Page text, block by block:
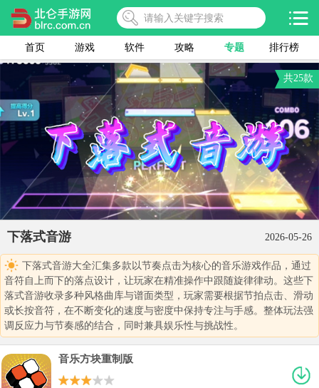
首页 游戏 软件 攻略 专题 排行榜
共25款
下落式音游 2026-05-26
下落式音游大全汇集多款以节奏点击为核心的音乐游戏作品，通过
音符自上而下的落点设计，让玩家在精准操作中跟随旋律律动。这些下
落式音游收录多种风格曲库与谱面类型，玩家需要根据节拍点击、滑动
或长按音符，在不断变化的速度与密度中保持专注与手感。整体玩法强
调反应力与节奏感的结合，同时兼具娱乐性与挑战性。
音乐方块重制版